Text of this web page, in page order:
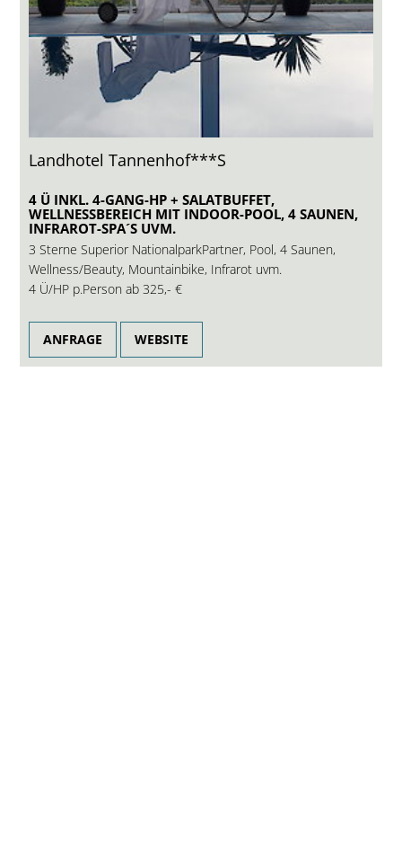
Landhotel Tannenhof***S
4 Ü INKL. 4-GANG-HP + SALATBUFFET,
WELLNESSBEREICH MIT INDOOR-POOL, 4 SAUNEN,
INFRAROT-SPA´S UVM.
3 Sterne Superior NationalparkPartner, Pool, 4 Saunen,
Wellness/Beauty, Mountainbike, Infrarot uvm.
4 Ü/HP p.Person ab325,- €
ANFRAGE WEBSITE